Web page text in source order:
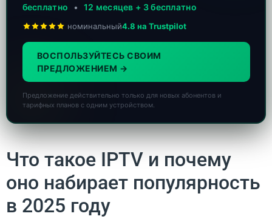
бесплатно • 12 месяцев + 3 бесплатно
номинальный4.8 на Trustpilot
ВОСПОЛЬЗУЙТЕСЬ СВОИМ
ПРЕДЛОЖЕНИЕМ
Предложение действительно только для новых абонентов и
тарифных планов с одним устройством.
Что такое IPTV и почему
оно набирает популярность
в 2025 году